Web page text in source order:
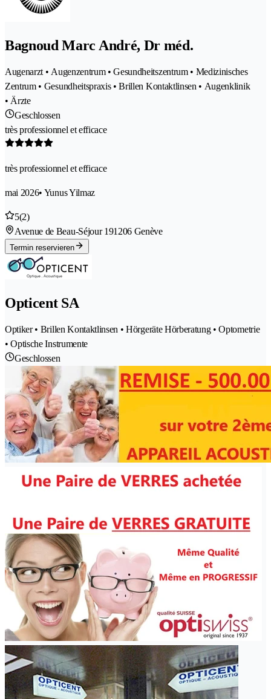
Bagnoud Marc André, Dr méd.
Augenarzt • Augenzentrum • Gesundheitszentrum • Medizinisches
Zentrum • Gesundheitspraxis • Brillen Kontaktlinsen • Augenklinik
• Ärzte
Geschlossen
très professionnel et efficace
très professionnel et efficace
mai 2026• Yunus Yilmaz
5(2)
Avenue de Beau-Séjour 191206 Genève
Termin reservieren
Opticent SA
Optiker • Brillen Kontaktlinsen • Hörgeräte Hörberatung • Optometrie
• Optische Instrumente
Geschlossen